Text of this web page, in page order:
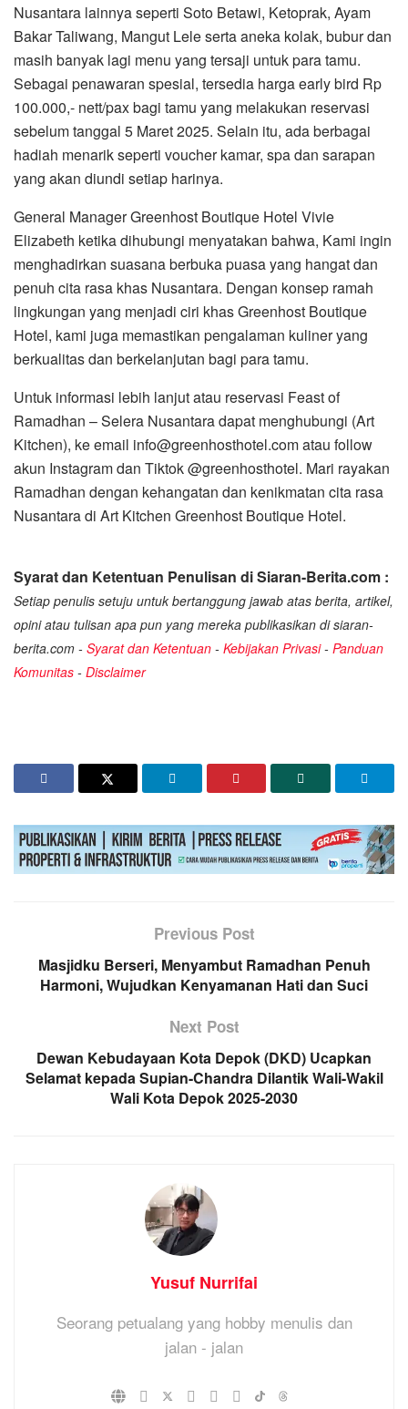
Nusantara lainnya seperti Soto Betawi, Ketoprak, Ayam
Bakar Taliwang, Mangut Lele serta aneka kolak, bubur dan
masih banyak lagi menu yang tersaji untuk para tamu.
Sebagai penawaran spesial, tersedia harga early bird Rp
100.000,- nett/pax bagi tamu yang melakukan reservasi
sebelum tanggal 5 Maret 2025. Selain itu, ada berbagai
hadiah menarik seperti voucher kamar, spa dan sarapan
yang akan diundi setiap harinya.
General Manager Greenhost Boutique Hotel Vivie
Elizabeth ketika dihubungi menyatakan bahwa, Kami ingin
menghadirkan suasana berbuka puasa yang hangat dan
penuh cita rasa khas Nusantara. Dengan konsep ramah
lingkungan yang menjadi ciri khas Greenhost Boutique
Hotel, kami juga memastikan pengalaman kuliner yang
berkualitas dan berkelanjutan bagi para tamu.
Untuk informasi lebih lanjut atau reservasi Feast of
Ramadhan – Selera Nusantara dapat menghubungi (Art
Kitchen), ke email info@greenhosthotel.com atau follow
akun Instagram dan Tiktok @greenhosthotel. Mari rayakan
Ramadhan dengan kehangatan dan kenikmatan cita rasa
Nusantara di Art Kitchen Greenhost Boutique Hotel.
Syarat dan Ketentuan Penulisan di Siaran-Berita.com :
Setiap penulis setuju untuk bertanggung jawab atas berita, artikel,
opini atau tulisan apa pun yang mereka publikasikan di siaran-
berita.com - Syarat dan Ketentuan - Kebijakan Privasi- Panduan
Komunitas - Disclaimer
Previous Post
Masjidku Berseri, Menyambut Ramadhan Penuh
Harmoni, Wujudkan Kenyamanan Hati dan Suci
Next Post
Dewan Kebudayaan Kota Depok (DKD) Ucapkan
Selamat kepada Supian-Chandra Dilantik Wali-Wakil
Wali Kota Depok 2025-2030
Yusuf Nurrifai
Seorang petualang yang hobby menulis dan
jalan - jalan